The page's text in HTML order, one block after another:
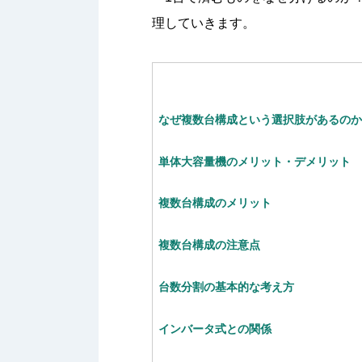
理していきます。
なぜ複数台構成という選択肢があるのか
単体大容量機のメリット・デメリット
複数台構成のメリット
複数台構成の注意点
台数分割の基本的な考え方
インバータ式との関係